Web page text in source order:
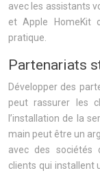
avec les assistants
et Apple HomeKit
pratique.
Partenariats
Développer des
peut rassurer les
l’installation de la
main peut être un
avec des sociétés
clients qui installent